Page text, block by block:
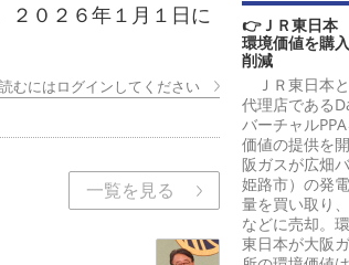
２０２６年１月１日に
むにはログインしてください
一覧を見る
👉ＪＲ東日本
環境価値を購
削減
ＪＲ東日本
代理店である
バーチャル
価値の提供を
阪ガスが広畑
姫路市）の発
量を買い取り
などに売却。
東日本が大阪